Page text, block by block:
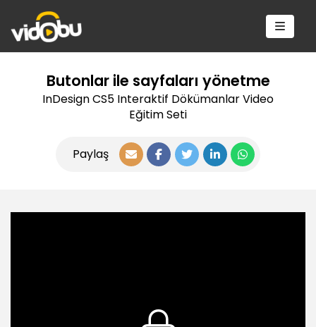
Butonlar ile sayfaları yönetme
InDesign CS5 Interaktif Dökümanlar Video
Eğitim Seti
Paylaş